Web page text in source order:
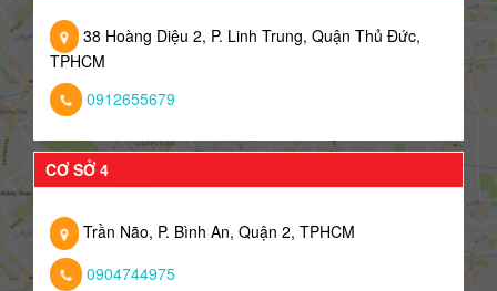
38 Hoàng Diệu 2, P. Linh Trung, Quận Thủ Đức,
TPHCM
0912655679
CƠ SỞ 4
Trần Não, P. Bình An, Quận 2, TPHCM
0904744975